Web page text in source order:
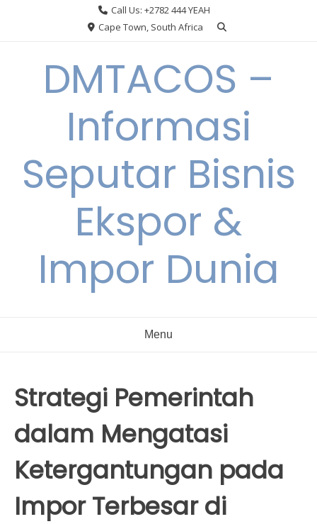
Call Us: +2782 444 YEAH
Cape Town, South Africa
DMTACOS –
Informasi
Seputar Bisnis
Ekspor &
Impor Dunia
Menu
Strategi Pemerintah
dalam Mengatasi
Ketergantungan pada
Impor Terbesar di